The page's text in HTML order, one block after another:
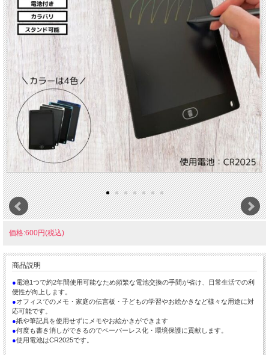
価格:600円(税込)
商品説明
●電池1つで約2年間使用可能なため頻繁な電池交換の手間が省け、日常生活での利
便性が向上します。
●オフィスでのメモ・家庭の伝言板・子どもの学習やお絵かきなど様々な用途に対
応可能です。
●紙や筆記具を使用せずにメモやお絵かきができます
●何度も書き消しができるのでペーパーレス化・環境保護に貢献します。
●使用電池はCR2025です。